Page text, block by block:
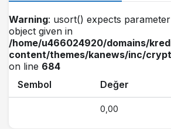
Warning: usort() expects
object given in
/home/u466024920/domains/
content/themes/kanews/inc/
on line 684
Sembol
Değer
0,00